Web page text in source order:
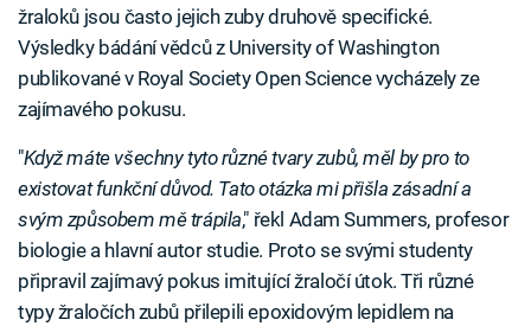
žraloků jsou často jejich zuby druhově specifické.
Výsledky bádání vědců z University of Washington
publikované v Royal Society Open Science vycházely ze
zajímavého pokusu.
"Když máte všechny tyto různé tvary zubů, měl by pro to
existovat funkční důvod. Tato otázka mi přišla zásadní a
svým způsobem mě trápila," řekl Adam Summers, profesor
biologie a hlavní autor studie. Proto se svými studenty
připravil zajímavý pokus imitující žraločí útok. Tři různé
typy žraločích zubů přilepili epoxidovým lepidlem na